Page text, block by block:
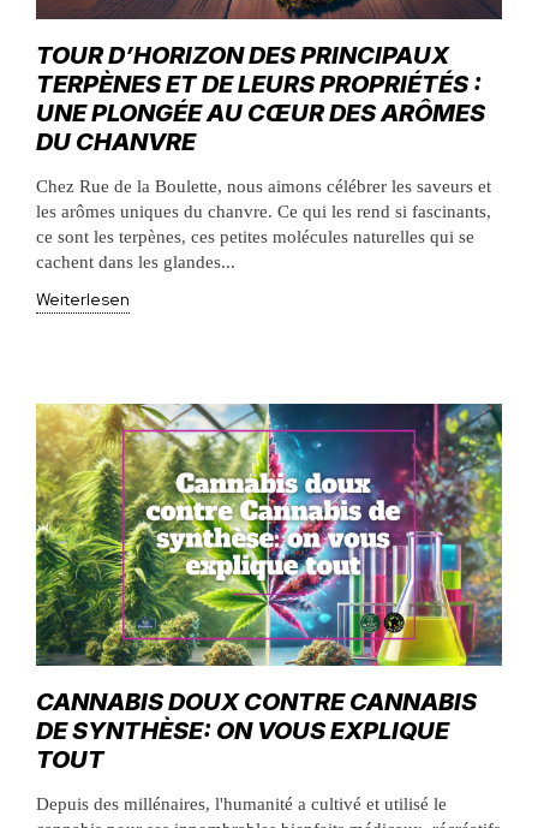
TOUR D’HORIZON DES PRINCIPAUX
TERPÈNES ET DE LEURS PROPRIÉTÉS :
UNE PLONGÉE AU CŒUR DES ARÔMES
DU CHANVRE
Chez Rue de la Boulette, nous aimons célébrer les saveurs et
les arômes uniques du chanvre. Ce qui les rend si fascinants,
ce sont les terpènes, ces petites molécules naturelles qui se
cachent dans les glandes...
Weiterlesen
CANNABIS DOUX CONTRE CANNABIS
DE SYNTHÈSE: ON VOUS EXPLIQUE
TOUT
Depuis des millénaires, l'humanité a cultivé et utilisé le